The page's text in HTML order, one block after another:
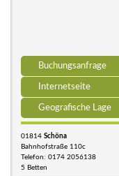
Buchungsanfrage
Internetseite
Geografische Lage
01814 Schöna
Bahnhofstraße 110c
Telefon: 0174 2056138
5 Betten